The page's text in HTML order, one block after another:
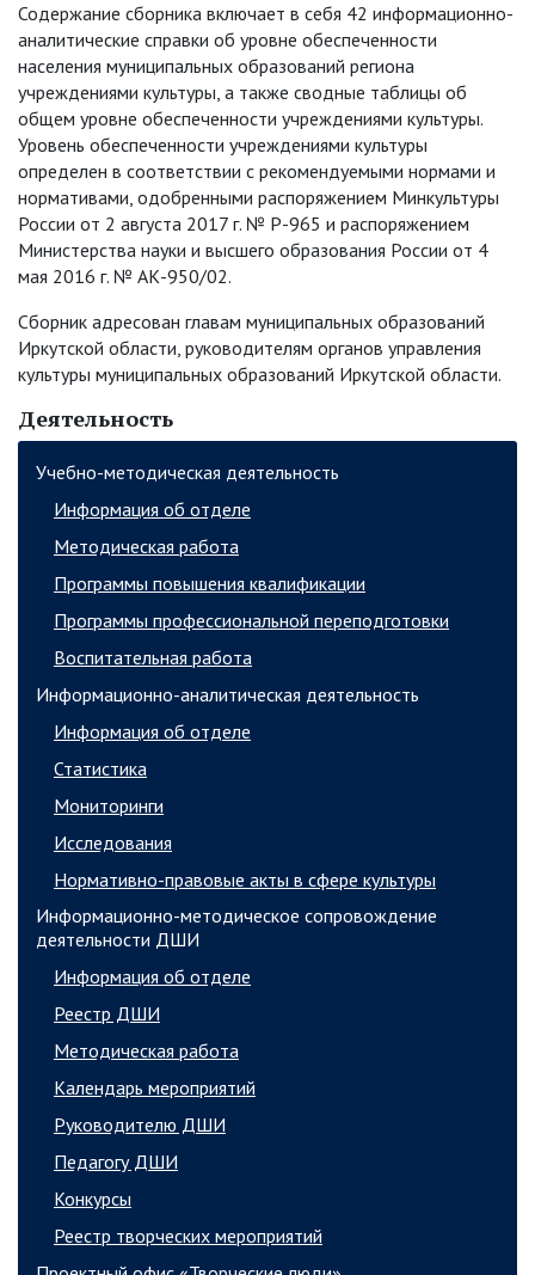
Деятельность
Учебно-методическая деятельность
Информация об отделе
Методическая работа
Программы повышения квалификации
Программы профессиональной переподготовки
Воспитательная работа
Информационно-аналитическая деятельность
Информация об отделе
Статистика
Мониторинги
Исследования
Нормативно-правовые акты в сфере культуры
Информационно-методическое сопровождение
деятельности ДШИ
Информация об отделе
Реестр ДШИ
Методическая работа
Календарь мероприятий
Руководителю ДШИ
Педагогу ДШИ
Конкурсы
Реестр творческих мероприятий
Содержание сборника включает в себя 42 информационно-
аналитические справки об уровне обеспеченности
населения муниципальных образований региона
учреждениями культуры, а также сводные таблицы об
общем уровне обеспеченности учреждениями культуры.
Уровень обеспеченности учреждениями культуры
определен в соответствии с рекомендуемыми нормами и
нормативами, одобренными распоряжением Минкультуры
России от 2 августа 2017 г. № Р-965 и распоряжением
Министерства науки и высшего образования России от 4
мая 2016 г. № АК-950/02.
Сборник адресован главам муниципальных образований
Иркутской области, руководителям органов управления
культуры муниципальных образований Иркутской области.